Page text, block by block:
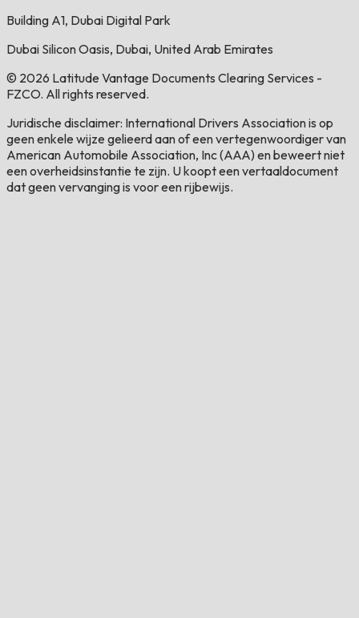
Building A1, Dubai Digital Park
Dubai Silicon Oasis, Dubai, United Arab Emirates
© 2026 Latitude Vantage Documents Clearing Services -
FZCO. All rights reserved.
Juridische disclaimer: International Drivers Association is op
geen enkele wijze gelieerd aan of een vertegenwoordiger van
American Automobile Association, Inc (AAA) en beweert niet
een overheidsinstantie te zijn. U koopt een vertaaldocument
dat geen vervanging is voor een rijbewijs.